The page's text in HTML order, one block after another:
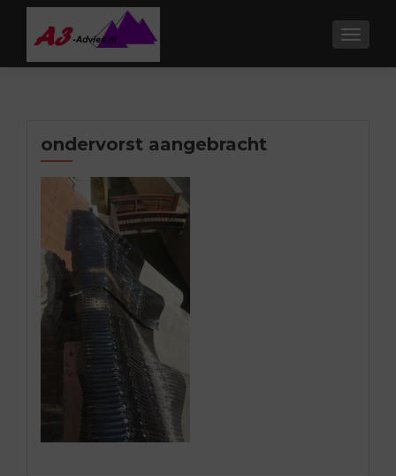
ondervorst aangebracht